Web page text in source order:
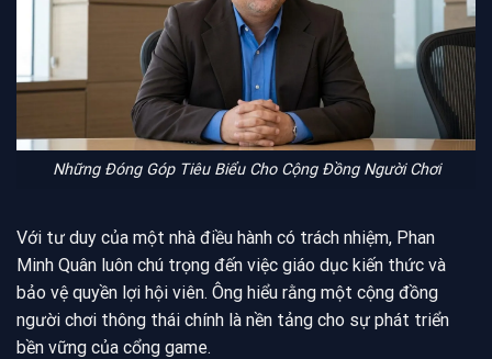
Những Đóng Góp Tiêu Biểu Cho Cộng Đồng Người Chơi
Với tư duy của một nhà điều hành có trách nhiệm, Phan
Minh Quân luôn chú trọng đến việc giáo dục kiến thức và
bảo vệ quyền lợi hội viên. Ông hiểu rằng một cộng đồng
người chơi thông thái chính là nền tảng cho sự phát triển
bền vững của cổng game.